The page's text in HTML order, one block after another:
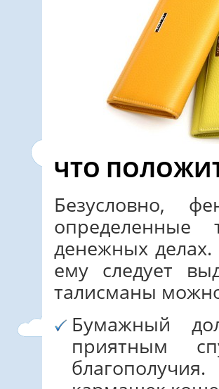
ЧТО
Безусловно,
денежных
ему следует
талисманы
Бумажный
приятным